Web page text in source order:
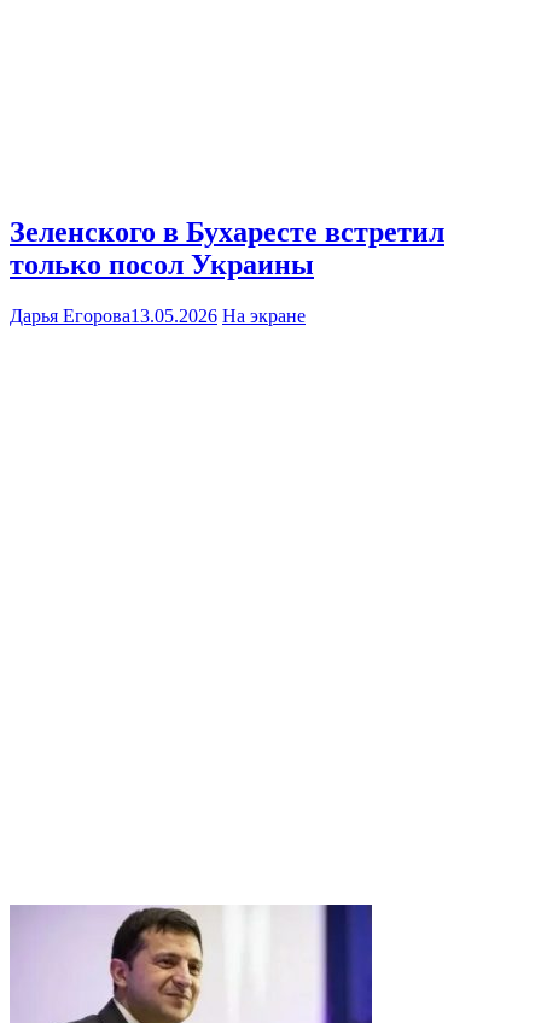
Зеленского в Бухаресте встретил
только посол Украины
Дарья Егорова13.05.2026 На экране